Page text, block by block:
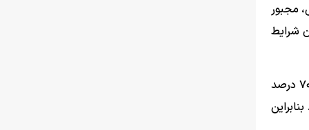
مجبور
شرایط
وی تصریح کرد: امروز نیز شرایط قابل مدیریت است. چین به «اسنپ‌بک» (بازگشت تحریم‌ها) پایبند نیست و ما می‌توانیم بیش از ۷۰ درصد
بنابراین